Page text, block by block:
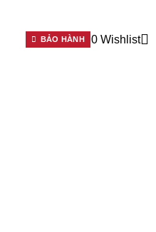
BẢO HÀNH 0 Wishlist